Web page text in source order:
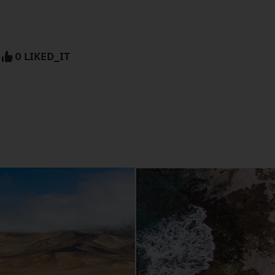
0 LIKED_IT